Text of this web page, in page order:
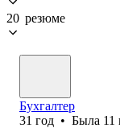
20 резюме
Бухгалтер
31 год • Была 11